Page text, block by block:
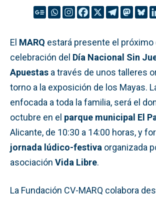
El MARQ estará presente el próximo
celebración del Día Nacional Sin
Apuestas a través de unos talleres
torno a la exposición de los Mayas.
enfocada a toda la familia, será el
octubre en el parque municipal El
Alicante, de 10:30 a 14:00 horas, y
jornada lúdico-festiva organizada
asociación Vida Libre.
La Fundación CV-MARQ colabora